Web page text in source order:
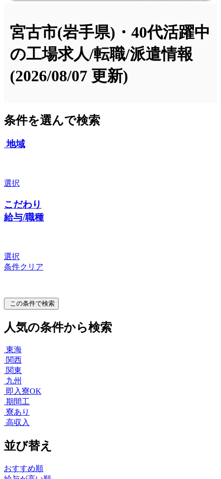
宮古市(岩手県)・40代活躍中
の工場求人/転職/派遣情報
(2026/08/07 更新)
条件を選んで検索
地域
選択
こだわり
給与/職種
選択
条件クリア
この条件で検索
人気の条件から検索
東海
関西
関東
九州
即入寮OK
期間工
寮あり
高収入
並び替え
おすすめ順